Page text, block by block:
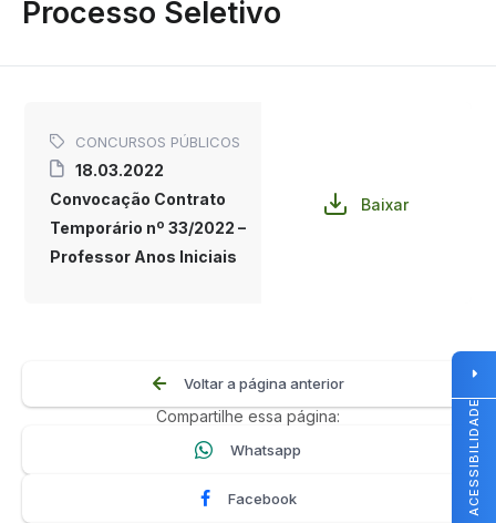
Processo Seletivo
CONCURSOS PÚBLICOS
18.03.2022
Convocação Contrato
Temporário nº 33/2022 –
Professor Anos Iniciais
Baixar
Voltar a página anterior
Compartilhe essa página:
Whatsapp
Facebook ACESSIBILIDADE